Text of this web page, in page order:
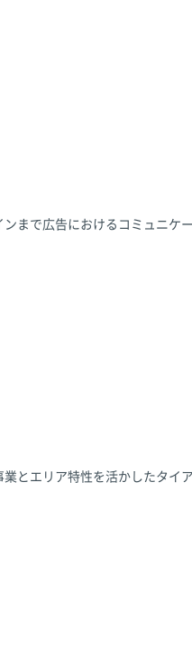
まで広告におけるコミュニケ
エリア特性を活かしたタ